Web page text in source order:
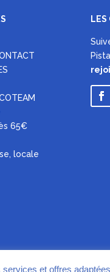
65€
locale
LES
et offres